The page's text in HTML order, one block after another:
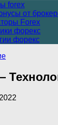
forex
от
Forex
форекс
форекс